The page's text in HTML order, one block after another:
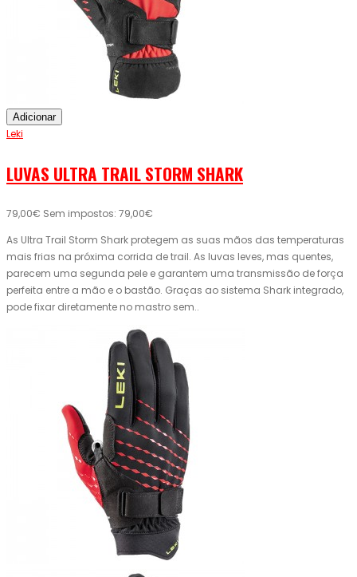
Adicionar
Leki
LUVAS ULTRA TRAIL STORM SHARK
79,00€ Sem impostos: 79,00€
As Ultra Trail Storm Shark protegem as suas mãos das temperaturas
mais frias na próxima corrida de trail. As luvas leves, mas quentes,
parecem uma segunda pele e garantem uma transmissão de força
perfeita entre a mão e o bastão. Graças ao sistema Shark integrado,
pode fixar diretamente no mastro sem..